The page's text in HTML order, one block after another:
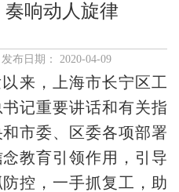
奏响动人旋律
布日期： 2020-04-09
来，上海市长宁区工
记重要讲话和有关指
市委、区委各项部署
教育引领作用，引导
控，一手抓复工，助